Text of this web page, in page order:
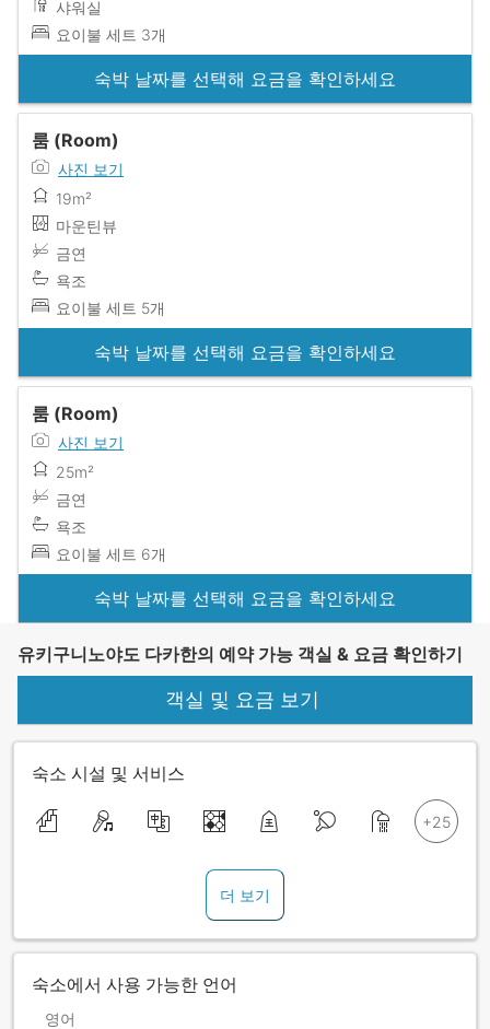
샤워실
요이불 세트 3개
숙박 날짜를 선택해 요금을 확인하세요
룸 (Room)
사진 보기
19m²
마운틴뷰
금연
욕조
요이불 세트 5개
숙박 날짜를 선택해 요금을 확인하세요
룸 (Room)
사진 보기
25m²
금연
욕조
요이불 세트 6개
숙박 날짜를 선택해 요금을 확인하세요
유키구니노야도 다카한의 예약 가능 객실 & 요금 확인하기
객실 및 요금 보기
숙소 시설 및 서비스
더 보기
숙소에서 사용 가능한 언어
영어